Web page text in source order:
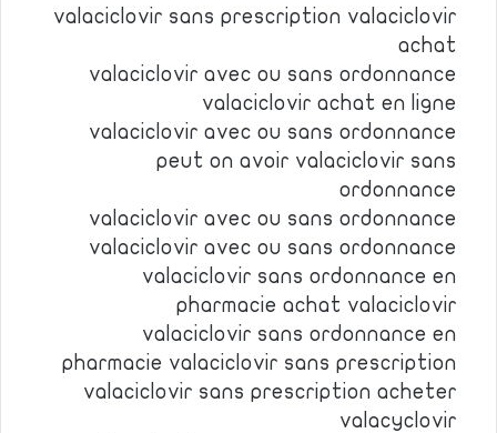
valaciclovir sans prescription valaciclovir
achat
valaciclovir avec ou sans ordonnance
valaciclovir achat en ligne
valaciclovir avec ou sans ordonnance
peut on avoir valaciclovir sans
ordonnance
valaciclovir avec ou sans ordonnance
valaciclovir avec ou sans ordonnance
valaciclovir sans ordonnance en
pharmacie achat valaciclovir
valaciclovir sans ordonnance en
pharmacie valaciclovir sans prescription
valaciclovir sans prescription acheter
valacyclovir